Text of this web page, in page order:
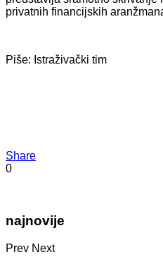
privatnih financijskih
Piše: Istraživački tim
Share
0
najnovije
Prev Next